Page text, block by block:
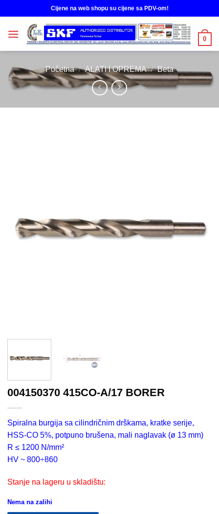
to
content
Cijene na web shopu su cijene sa PDV-om!
0
Početna / ALATI I OPREMA / Beta
004150370 415CO-A/17 BORER
Spiralna burgija sa cilindričnim drškama, kratke serije,
HSS-CO 5%, potpuno brušena, mali naglavak (ø 13 mm)
R ≤ 1200 N/mm²
HV ~ 800÷860
Stanje na lageru u skladištu:
Nema na zalihi